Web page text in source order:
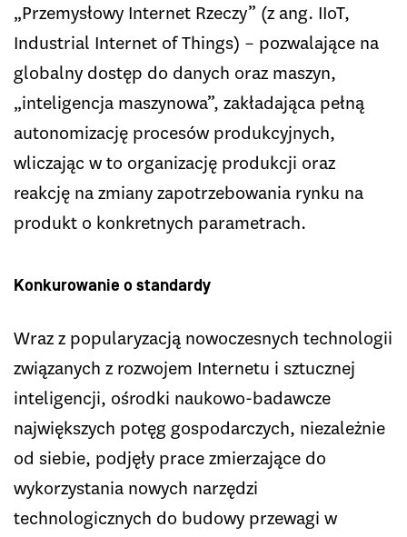
„Przemysłowy Internet Rzeczy” (z ang. IIoT,
Industrial Internet of Things) – pozwalające na
globalny dostęp do danych oraz maszyn,
„inteligencja maszynowa”, zakładająca pełną
autonomizację procesów produkcyjnych,
wliczając w to organizację produkcji oraz
reakcję na zmiany zapotrzebowania rynku na
produkt o konkretnych parametrach.
Konkurowanie o standardy
Wraz z popularyzacją nowoczesnych technologii
związanych z rozwojem Internetu i sztucznej
inteligencji, ośrodki naukowo-badawcze
największych potęg gospodarczych, niezależnie
od siebie, podjęły prace zmierzające do
wykorzystania nowych narzędzi
technologicznych do budowy przewagi w